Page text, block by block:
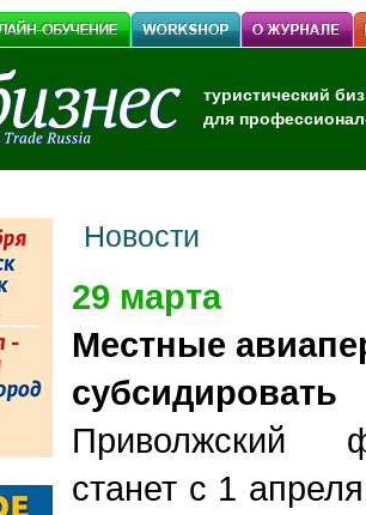
туристический
для
Новости
29 марта
Местные
субсидировать
Приволжский
станет с 1